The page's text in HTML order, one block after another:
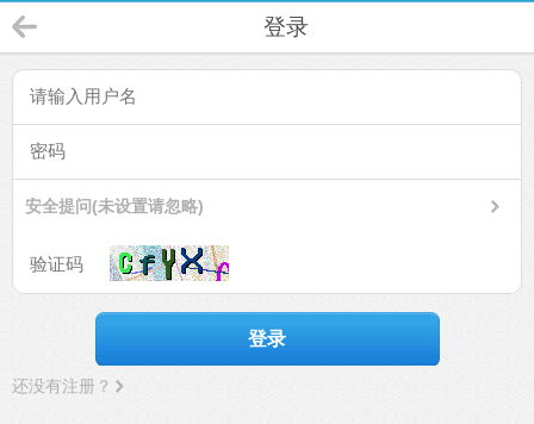
登录
安全提问(未设置请忽略)
登录
还没有注册？